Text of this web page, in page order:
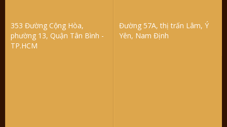
353 Đường Cộng Hòa,
phường 13, Quận Tân Bình -
TP.HCM
Đường 57A, thị trấn Lâm, Ý
Yên, Nam Định